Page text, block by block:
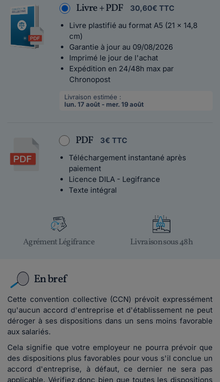
Livre + PDF
30,60€ TTC
Livre plastifié au format A5 (21 x 14,8
cm)
Garantie à jour au 09/08/2026
Imprimé le jour de l'achat
Expédition en 24/48h max par
Chronopost
Livraison estimée :
lun. 17 août - mer. 19 août
PDF
3€ TTC
Téléchargement instantané après
paiement
Licence DILA - Legifrance
Texte intégral
Agrément Légifrance Livraison sous 48h
En bref
Cette convention collective (CCN) prévoit expressément
qu'aucun accord d'entreprise et d'établissement ne peut
déroger à ses dispositions dans un sens moins favorable
aux salariés.
Cela signifie que votre employeur ne pourra prévoir que
des dispositions plus favorables pour vous s'il conclue un
accord d'entreprise, à défaut, ce dernier ne sera pas
applicable. Vérifiez donc bien que toutes les dispositions